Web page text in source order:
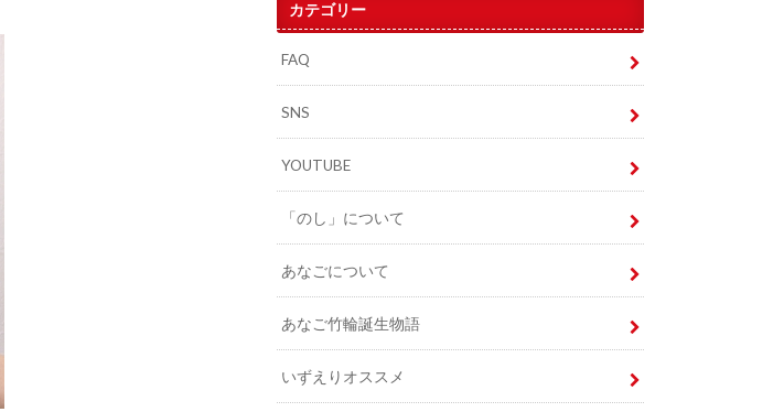
カテゴリー
FAQ
SNS
YOUTUBE
「のし」について
あなごについて
あなご竹輪誕生物語
いずえりオススメ